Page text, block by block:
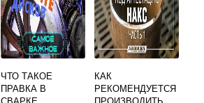
ЧТО ТАКОЕ
ПРАВКА В
КАК
РЕКОМЕНДУЕТСЯ